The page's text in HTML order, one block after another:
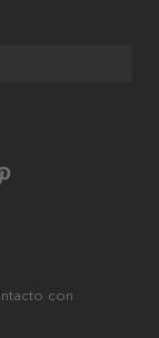
con